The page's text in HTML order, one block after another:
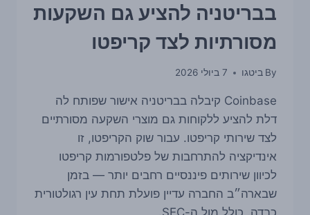
בבריטניה להציע גם השקעות
מסורתיות לצד קריפטו
By ביטגו 7 ביולי 2026
Coinbase קיבלה בבריטניה אישור שפותח לה
דלת להציע ללקוחות גם מוצרי השקעה מסורתיים
לצד שירותי קריפטו. עבור שוק הקריפטו, זו
אינדיקציה להתרחבות של פלטפורמות קריפטו
לכיוון שירותים פיננסיים רחבים יותר — בזמן
שבארה״ב החברה עדיין פועלת תחת עין רגולטורית